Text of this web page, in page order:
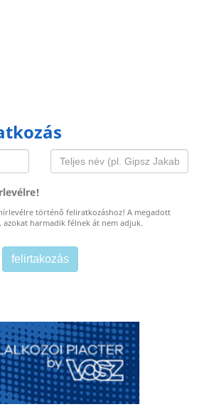
történő feliratkozáshoz! A megadott
harmadik félnek át nem adjuk.